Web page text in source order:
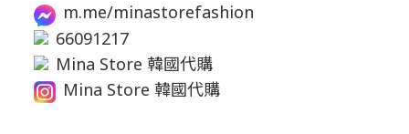
m.me/minastorefashion
66091217
Mina Store 韓國代購
Mina Store 韓國代購